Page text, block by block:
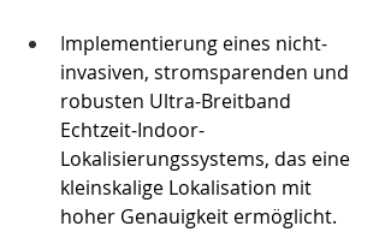
Implementierung eines nicht-
invasiven, stromsparenden und
robusten Ultra-Breitband
Echtzeit-Indoor-
Lokalisierungssystems, das eine
kleinskalige Lokalisation mit
hoher Genauigkeit ermöglicht.